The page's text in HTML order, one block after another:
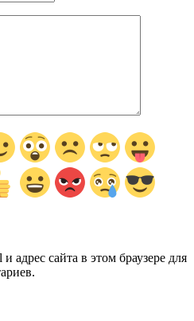
адрес сайта в этом браузере для